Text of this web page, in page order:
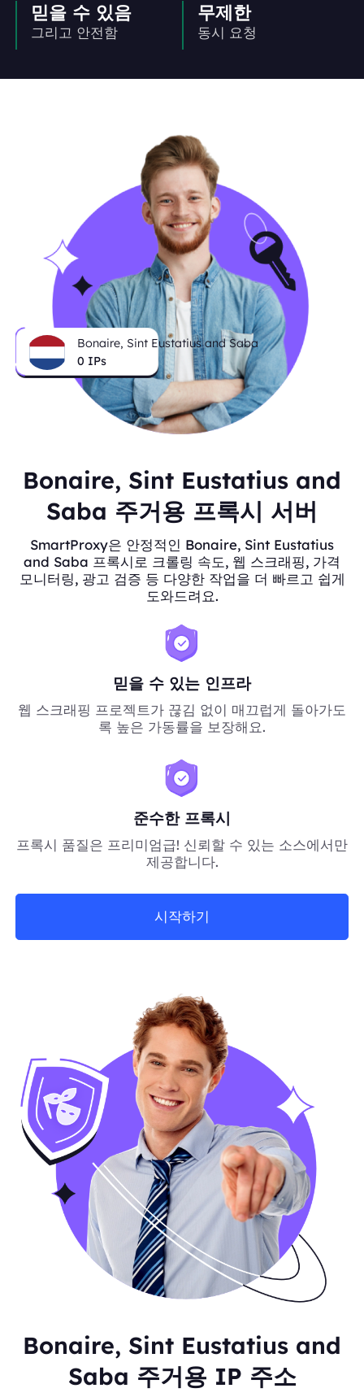
믿을 수 있음
그리고 안전함
무제한
동시 요청
Bonaire, Sint Eustatius and Saba
0 IPs
Bonaire, Sint Eustatius and
Saba 주거용 프록시 서버
SmartProxy은 안정적인 Bonaire, Sint Eustatius
and Saba 프록시로 크롤링 속도, 웹 스크래핑, 가격
모니터링, 광고 검증 등 다양한 작업을 더 빠르고 쉽게
도와드려요.
믿을 수 있는 인프라
웹 스크래핑 프로젝트가 끊김 없이 매끄럽게 돌아가도
록 높은 가동률을 보장해요.
준수한 프록시
프록시 품질은 프리미엄급! 신뢰할 수 있는 소스에서만
제공합니다.
시작하기
Bonaire, Sint Eustatius and
Saba 주거용 IP 주소